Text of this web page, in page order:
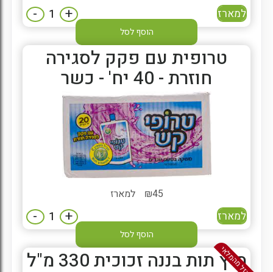
למארז +
-
הוסף לסל
טרופית עם פקק לסגירה
חוזרת - 40 יח' - כשר
45
₪ למארז
למארז +
-
הוסף לסל
אזל מהמלאי מיץ תות בננה זכוכית 330 מ"ל